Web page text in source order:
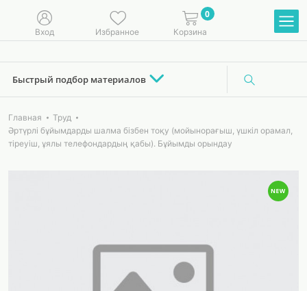
Вход Избранное
0
Корзина
Быстрый подбор материалов
Главная
Труд
Әртүрлі бұйымдарды шалма бізбен тоқу (мойынорағыш, үшкіл орамал,
тіреуіш, ұялы телефондардың қабы). Бұйымды орындау